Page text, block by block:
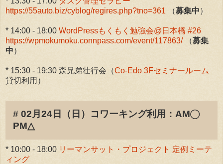
https://55auto.biz/cyblog/regires.php?tno=361 （募集中）
* 14:00 - 18:00 WordPressもくもく勉強会@日本橋 #26
https://wpmokumoku.connpass.com/event/117863/（募集
中）
* 15:30 - 19:30 森兄弟壮行会（Co-Edo 3Fセミナールーム
貸切利用）
# 02月24日（日）コワーキング利用：AM◯
PM△
* 10:00 - 18:00 リーマンサット・プロジェクト 定例ミーテ
ィング